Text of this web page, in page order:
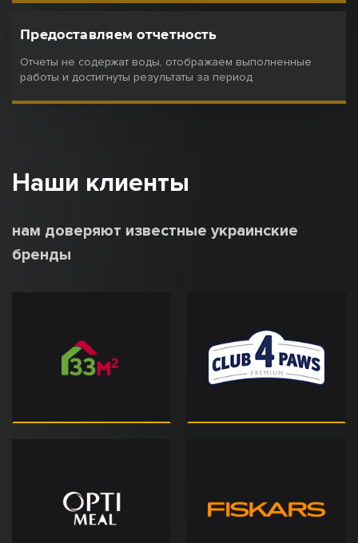
Предоставляем отчетность
Отчеты не содержат воды, отображаем выполненные
работы и достигнуты результаты за период
Наши клиенты
нам доверяют известные украинские
бренды